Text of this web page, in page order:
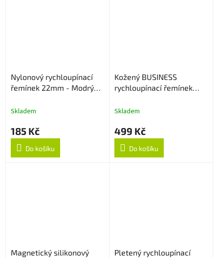
Nylonový rychloupínací
řemínek 22mm - Modrý
Skladem
185 Kč
Do košíku
Kožený BUSINESS
rychloupínací řemínek
Skladem
499 Kč
Do košíku
Magnetický silikonový
Pletený rychloupínací